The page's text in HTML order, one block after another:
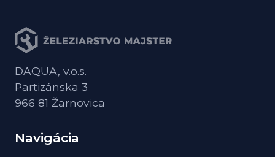
DAQUA, v.o.s.
Partizánska 3
966 81 Žarnovica
Navigácia